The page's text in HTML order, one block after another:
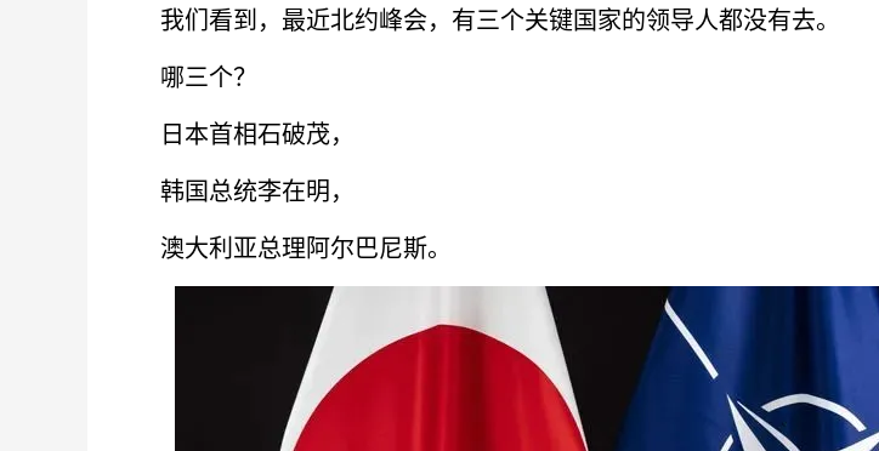
我们看到，最近北约峰会，有三个关键国家的领导人都没有去。
哪三个？
日本首相石破茂，
韩国总统李在明，
澳大利亚总理阿尔巴尼斯。